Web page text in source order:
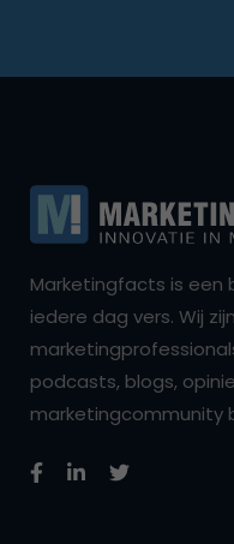
Marketingfacts is een
iedere dag vers. Wij
podcasts, blogs,
marketingcommunity